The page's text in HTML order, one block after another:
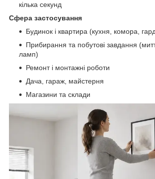
кілька секунд
Сфера застосування
Будинок і квартира (кухня, комора,
Прибирання та побутові завдання
ламп)
Ремонт і монтажні роботи
Дача, гараж, майстерня
Магазини та склади